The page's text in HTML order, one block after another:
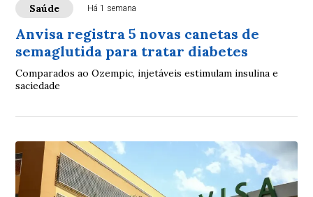
Saúde Há 1 semana
Anvisa registra 5 novas canetas de
semaglutida para tratar diabetes
Comparados ao Ozempic, injetáveis estimulam insulina e
saciedade